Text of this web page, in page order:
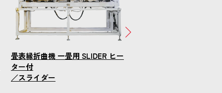
畳表縁折曲機 一畳用 SLIDER ヒー
ター付
／スライダー